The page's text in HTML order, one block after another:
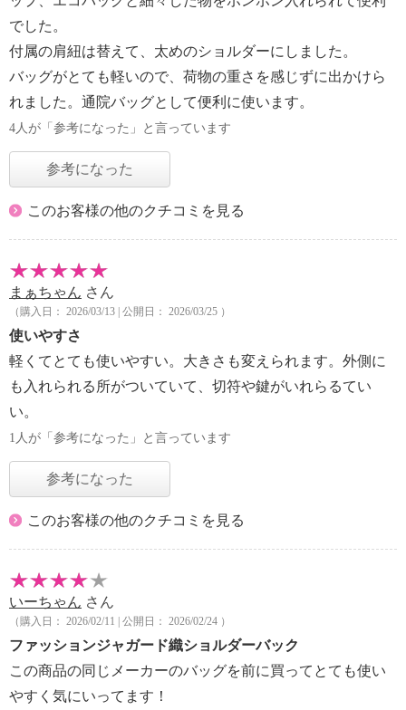
でした。
付属の肩紐は替えて、太めのショルダーにしました。
バッグがとても軽いので、荷物の重さを感じずに出かけら
れました。通院バッグとして便利に使います。
4人が「参考になった」と言っています
参考になった
このお客様の他のクチコミを見る
まぁちゃん さん
（購入日： 2026/03/13 | 公開日： 2026/03/25 ）
使いやすさ
軽くてとても使いやすい。大きさも変えられます。外側に
も入れられる所がついていて、切符や鍵がいれらるてい
い。
1人が「参考になった」と言っています
参考になった
このお客様の他のクチコミを見る
いーちゃん さん
（購入日： 2026/02/11 | 公開日： 2026/02/24 ）
ファッションジャガード織ショルダーバック
この商品の同じメーカーのバッグを前に買ってとても使い
やすく気にいってます！